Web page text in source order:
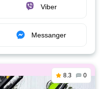
Viber
Messanger
8.3 0